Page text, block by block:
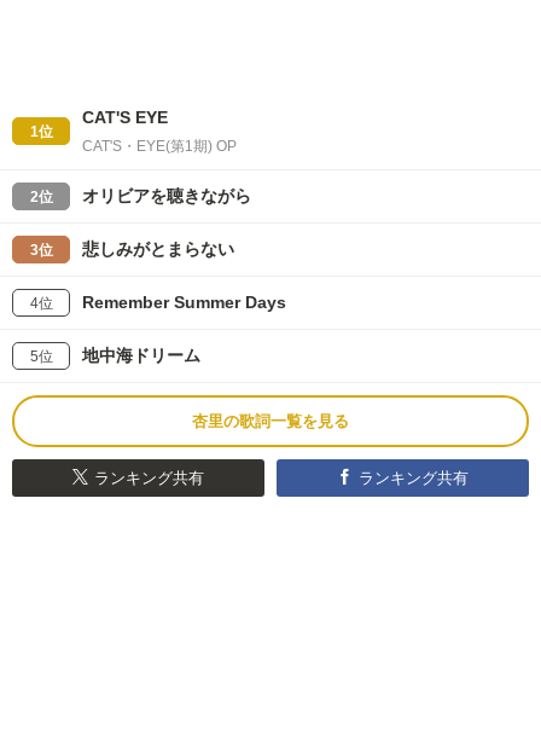
1位
CAT'S EYE
CAT'S・EYE(第1期) OP
2位 オリビアを聴きながら
3位 悲しみがとまらない
4位 Remember Summer Days
5位 地中海ドリーム
杏里の歌詞一覧を見る
ランキング共有 ランキング共有